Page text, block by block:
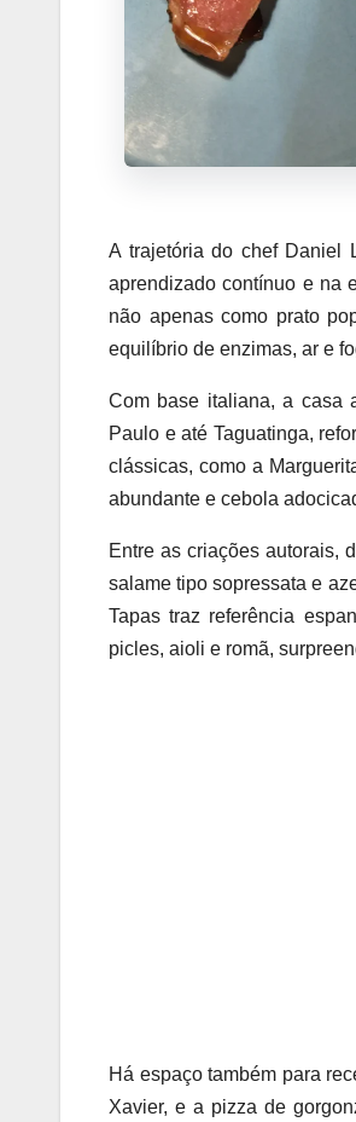
A trajetória do chef Daniel
aprendizado contínuo e na
não apenas como prato
equilíbrio de enzimas, ar e
Com base italiana, a casa
Paulo e até Taguatinga,
clássicas, como a
abundante e cebola
Entre as criações autorais,
salame tipo sopressata e
Tapas traz referência
picles, aioli e romã,
Há espaço também para
Xavier, e a pizza de